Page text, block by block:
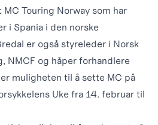
Touring Norway som har
i Spania i den norske
er også styreleder i Norsk
NMCF og håper forhandlere
muligheten til å sette MC på
Uke fra 14. februar til